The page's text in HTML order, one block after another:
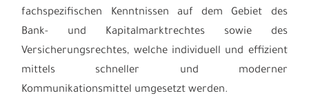
fachspezifischen Kenntnissen auf dem Gebiet des
Bank- und Kapitalmarktrechtes sowie des
Versicherungsrechtes, welche individuell und effizient
mittels schneller und moderner
Kommunikationsmittel umgesetzt werden.